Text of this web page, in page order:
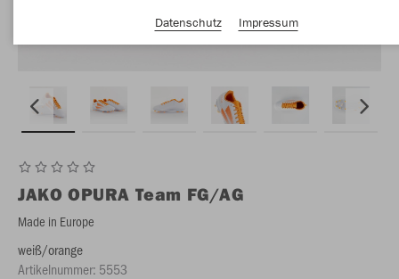
JAKO OPURA Team FG/AG
Made in Europe
weiß/orange
Artikelnummer: 5553
Datenschutz
Impressum